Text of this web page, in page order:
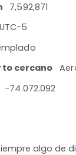
7,592,871
UTC-5
cercano
-74.072.092
algo de